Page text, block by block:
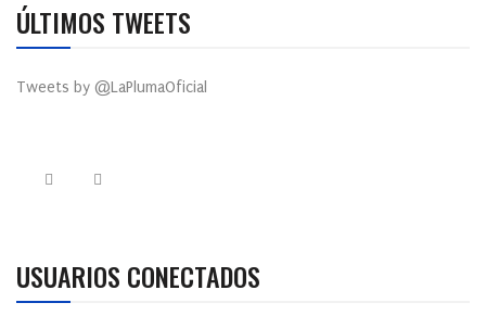
ÚLTIMOS TWEETS
Tweets by @LaPlumaOficial
USUARIOS CONECTADOS